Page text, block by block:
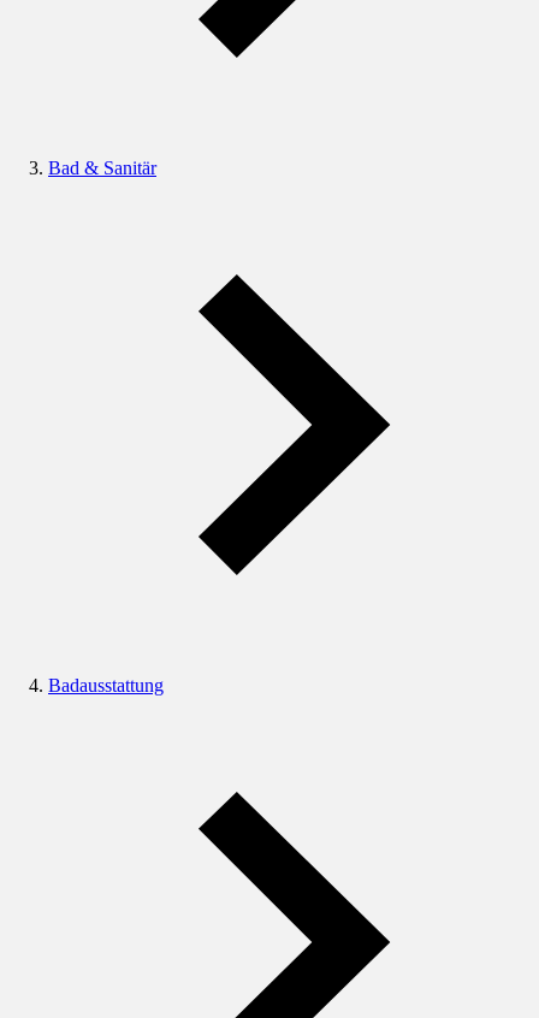
Bad & Sanitär
Badausstattung